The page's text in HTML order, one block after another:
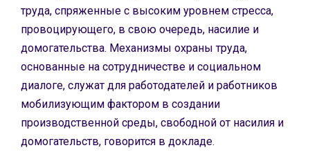
труда, спряженные с высоким уровнем стресса,
провоцирующего, в свою очередь, насилие и
домогательства. Механизмы охраны труда,
основанные на сотрудничестве и социальном
диалоге, служат для работодателей и работников
мобилизующим фактором в создании
производственной среды, свободной от насилия и
домогательств, говорится в докладе.